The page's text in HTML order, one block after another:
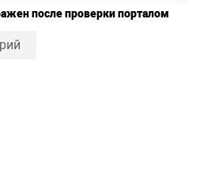
после проверки порталом